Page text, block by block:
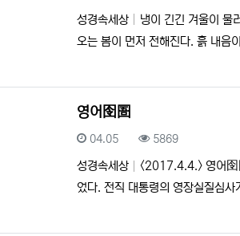
성경속세상
냉이 긴긴 겨울이 물
오는 봄이 먼저 전해진다. 흙 내음
영어囹圄
등록일
04.05 조회
5869
성경속세상
<2017.4.4.> 영어囹
었다. 전직 대통령의 영장실질심